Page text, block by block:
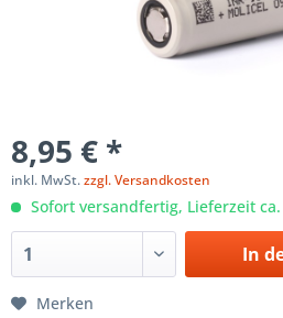
8,95 € *
inkl. MwSt.zzgl. Versandkosten
Sofort versandfertig, Lieferzeit
In
Merken